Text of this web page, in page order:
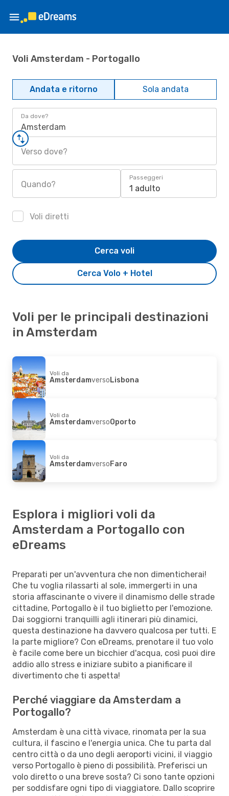
Voli Amsterdam - Portogallo
Andata e ritorno Sola andata
Da dove?
Amsterdam
Verso dove?
Quando?
Passeggeri
1 adulto
Voli diretti
Cerca Volo + Hotel
Cerca voli
Voli per le principali destinazioni
in Amsterdam
Voli da
AmsterdamversoLisbona
Voli da
AmsterdamversoOporto
Voli da
AmsterdamversoFaro
Esplora i migliori voli da
Amsterdam a Portogallo con
eDreams
Preparati per un'avventura che non dimenticherai!
Che tu voglia rilassarti al sole, immergerti in una
storia affascinante o vivere il dinamismo delle strade
cittadine, Portogallo è il tuo biglietto per l'emozione.
Dai soggiorni tranquilli agli itinerari più dinamici,
questa destinazione ha davvero qualcosa per tutti. E
la parte migliore? Con eDreams, prenotare il tuo volo
è facile come bere un bicchier d'acqua, così puoi dire
addio allo stress e iniziare subito a pianificare il
divertimento che ti aspetta!
Perché viaggiare da Amsterdam a
Portogallo?
Amsterdam è una città vivace, rinomata per la sua
cultura, il fascino e l'energia unica. Che tu parta dal
centro città o da uno degli aeroporti vicini, il viaggio
verso Portogallo è pieno di possibilità. Preferisci un
volo diretto o una breve sosta? Ci sono tante opzioni
per soddisfare ogni tipo di viaggiatore. Dallo scoprire